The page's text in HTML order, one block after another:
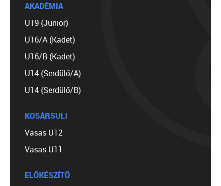
AKADÉMIA
U19 (Junior)
U16/A (Kadet)
U16/B (Kadet)
U14 (Serdülő/A)
U14 (Serdülő/B)
KOSÁRSULI
Vasas U12
Vasas U11
ELŐKÉSZÍTŐ